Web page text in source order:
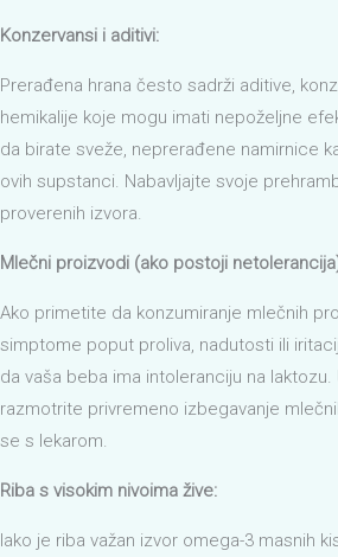
Konzervansi i aditivi:
Prerađena hrana često sadrži aditive,
hemikalije koje mogu imati nepoželjne
da birate sveže, neprerađene namirnice
ovih supstanci. Nabavljajte svoje
proverenih izvora.
Mlečni proizvodi (ako postoji
Ako primetite da konzumiranje mlečnih
simptome poput proliva, nadutosti ili
da vaša beba ima intoleranciju na laktozu.
razmotrite privremeno izbegavanje
se s lekarom.
Riba s visokim nivoima žive:
Iako je riba važan izvor omega-3 masnih